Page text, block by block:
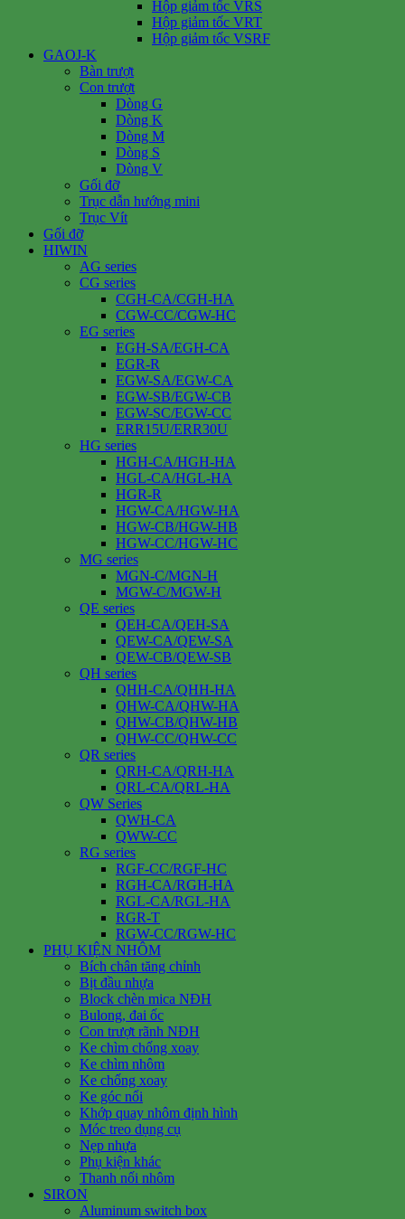
Hộp giảm tốc VRS
Hộp giảm tốc VRT
Hộp giảm tốc VSRF
GAOJ-K
Bàn trượt
Con trượt
Dòng G
Dòng K
Dòng M
Dòng S
Dòng V
Gối đỡ
Trục dẫn hướng mini
Trục Vít
Gối đỡ
HIWIN
AG series
CG series
CGH-CA/CGH-HA
CGW-CC/CGW-HC
EG series
EGH-SA/EGH-CA
EGR-R
EGW-SA/EGW-CA
EGW-SB/EGW-CB
EGW-SC/EGW-CC
ERR15U/ERR30U
HG series
HGH-CA/HGH-HA
HGL-CA/HGL-HA
HGR-R
HGW-CA/HGW-HA
HGW-CB/HGW-HB
HGW-CC/HGW-HC
MG series
MGN-C/MGN-H
MGW-C/MGW-H
QE series
QEH-CA/QEH-SA
QEW-CA/QEW-SA
QEW-CB/QEW-SB
QH series
QHH-CA/QHH-HA
QHW-CA/QHW-HA
QHW-CB/QHW-HB
QHW-CC/QHW-CC
QR series
QRH-CA/QRH-HA
QRL-CA/QRL-HA
QW Series
QWH-CA
QWW-CC
RG series
RGF-CC/RGF-HC
RGH-CA/RGH-HA
RGL-CA/RGL-HA
RGR-T
RGW-CC/RGW-HC
PHỤ KIỆN NHÔM
Bích chân tăng chỉnh
Bịt đầu nhựa
Block chèn mica NĐH
Bulong, đai ốc
Con trượt rãnh NĐH
Ke chìm chống xoay
Ke chìm nhôm
Ke chống xoay
Ke góc nổi
Khớp quay nhôm định hình
Móc treo dụng cụ
Nẹp nhựa
Phụ kiện khác
Thanh nối nhôm
SIRON
Aluminum switch box